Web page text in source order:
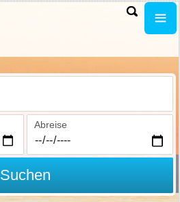
Abreise
Suchen